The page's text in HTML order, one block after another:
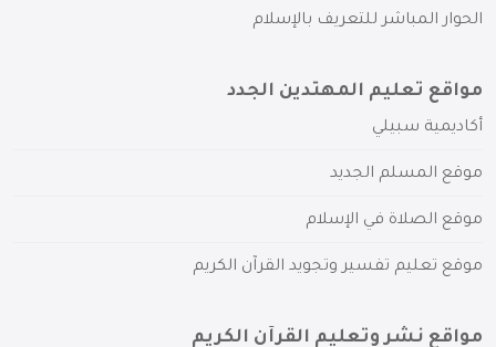
الحوار المباشر للتعريف بالإسلام
مواقع تعليم المهتدين الجدد
أكاديمية سبيلي
موقع المسلم الجديد
موقع الصلاة في الإسلام
موقع تعليم تفسير وتجويد القرآن الكريم
مواقع نشر وتعليم القرآن الكريم